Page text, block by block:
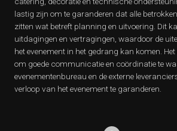
lastig zijn om te garanderen dat alle
zitten wat betreft planning en uitvoering. Dit
uitdagingen en vertragingen, waardoor de
het evenement in het gedrang kan komen.
om goede communicatie en coördinatie te
evenementenbureau en de externe
verloop van het evenement te garanderen.